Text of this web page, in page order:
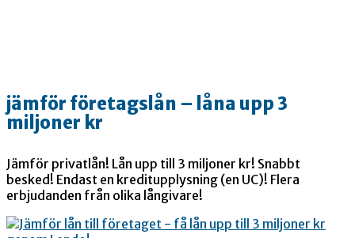
jämför företagslån – låna upp 3
miljoner kr
Jämför privatlån! Lån upp till 3 miljoner kr! Snabbt
besked! Endast en kreditupplysning (en UC)! Flera
erbjudanden från olika långivare!